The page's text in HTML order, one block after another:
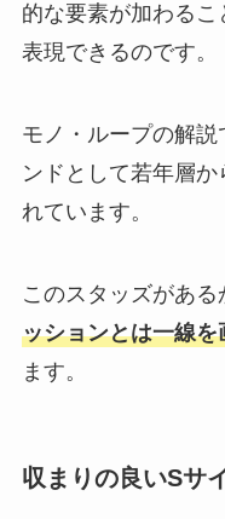
的な要素が加わる
表現できるのです。
モノ・ループの解
ンドとして若年層
れています。
このスタッズがある
ッションとは一線
ます。
収まりの良いSサ